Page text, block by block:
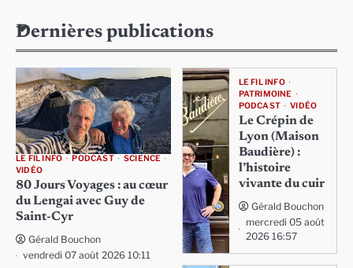
Dernières publications
LE FIL INFO PODCAST
SCIENCE
VIDÉO
80 Jours Voyages : au cœur
du Lengai avec Guy de
Saint-Cyr
Gérald Bouchon
vendredi 07 août 2026 10:11
LE FIL INFO
PATRIMOINE
PODCAST
VIDÉO
Le Crépin de
Lyon (Maison
Baudière) :
l’histoire
vivante du cuir
Gérald Bouchon
mercredi 05 août
2026 16:57